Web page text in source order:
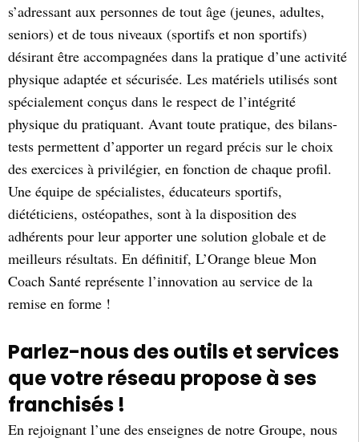
s’adressant aux personnes de tout âge (jeunes, adultes,
seniors) et de tous niveaux (sportifs et non sportifs)
désirant être accompagnées dans la pratique d’une activité
physique adaptée et sécurisée. Les matériels utilisés sont
spécialement conçus dans le respect de l’intégrité
physique du pratiquant. Avant toute pratique, des bilans-
tests permettent d’apporter un regard précis sur le choix
des exercices à privilégier, en fonction de chaque profil.
Une équipe de spécialistes, éducateurs sportifs,
diététiciens, ostéopathes, sont à la disposition des
adhérents pour leur apporter une solution globale et de
meilleurs résultats. En définitif, L’Orange bleue Mon
Coach Santé représente l’innovation au service de la
remise en forme !
Parlez-nous des outils et services
que votre réseau propose à ses
franchisés !
En rejoignant l’une des enseignes de notre Groupe, nous